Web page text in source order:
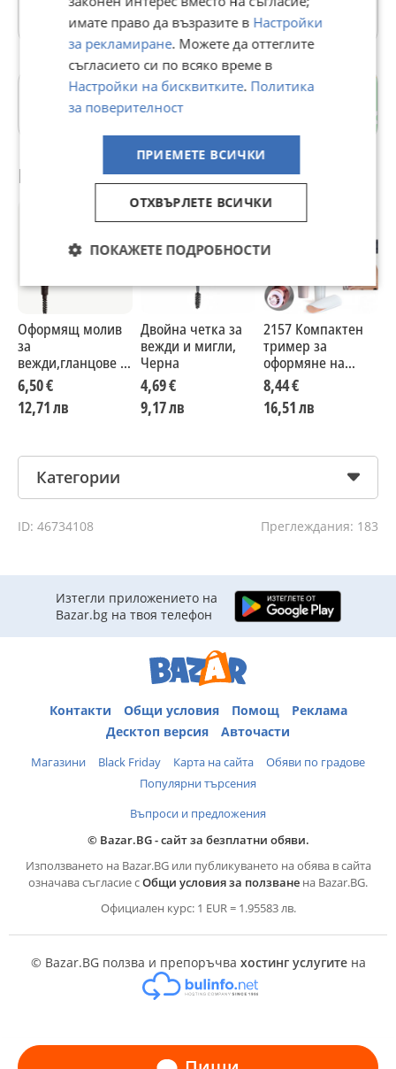
28728 Обяви
Драгалевци
гр. София
Препоръчани за теб
Оформящ молив
за
вежди,гланцове и
червила NLbeauty
6,50 €
12,71 лв
Двойна четка за
вежди и мигли,
Черна
4,69 €
9,17 лв
2157 Компактен
тример за
оформяне на
вежди
8,44 €
16,51 лв
Категории
ID: 46734108 Преглеждания: 183
Изтегли приложението на
Bazar.bg на твоя телефон
Контакти Общи условия Помощ
Реклама
Десктоп версия
Авточасти
Магазини Black Friday Карта на сайта
Обяви по градове
Популярни търсения
Въпроси и предложения
© Bazar.BG - сайт за безплатни обяви.
Използването на Bazar.BG или публикуването на обява в сайта
означава съгласие сОбщи условия за ползване на Bazar.BG.
Официален курс: 1 EUR = 1.95583 лв.
© Bazar.BG ползва и препоръчва хостинг услугитена
имате право да възразите в Настройки
за рекламиране. Можете да оттеглите
съгласието си по всяко време в
Настройки на бисквитките. Политика
за поверителност
ПРИЕМЕТЕ ВСИЧКИ
ОТХВЪРЛЕТЕ ВСИЧКИ
ПОКАЖЕТЕ ПОДРОБНОСТИ